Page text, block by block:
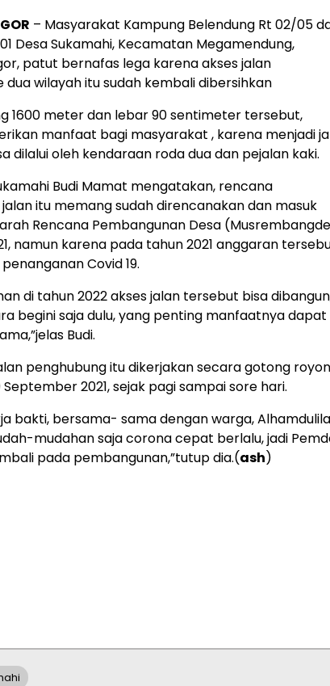
– Masyarakat Kampung Belendung Rt 02/05
Desa Sukamahi, Kecamatan Megamendung,
patut bernafas lega karena akses jalan
dua wilayah itu sudah kembali dibersihkan
1600 meter dan lebar 90 sentimeter tersebut,
manfaat bagi masyarakat , karena menjadi
dilalui oleh kendaraan roda dua dan pejalan kaki.
Budi Mamat mengatakan, rencana
itu memang sudah direncanakan dan masuk
Rencana Pembangunan Desa
namun karena pada tahun 2021 anggaran
Covid 19.
di tahun 2022 akses jalan tersebut bisa
begini saja dulu, yang penting manfaatnya dapat
Budi.
penghubung itu dikerjakan secara gotong
September 2021, sejak pagi sampai sore hari.
bakti, bersama- sama dengan warga,
mudahan saja corona cepat berlalu, jadi
pada pembangunan,”tutup dia.(ash)